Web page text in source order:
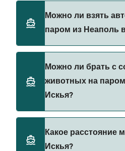
пароме из Неаполь в
Caremar
Caremar (Hydrofoil)
Можно ли взять
паром из Неаполь
Medmar
Caremar
Можно ли брать с
животных на
Искья?
борт парома. Возможно,
Какое расстояние
Искья?